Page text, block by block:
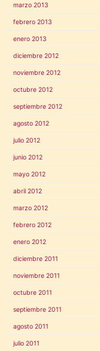
marzo 2013
febrero 2013
enero 2013
diciembre 2012
noviembre 2012
octubre 2012
septiembre 2012
agosto 2012
julio 2012
junio 2012
mayo 2012
abril 2012
marzo 2012
febrero 2012
enero 2012
diciembre 2011
noviembre 2011
octubre 2011
septiembre 2011
agosto 2011
julio 2011